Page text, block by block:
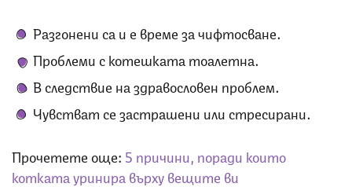
Разгонени са и е време за чифтосване.
Проблеми с котешката тоалетна.
В следствие на здравословен проблем.
Чувстват се застрашени или стресирани.
Прочетете още: 5 причини, поради които
котката уринира върху вещите ви